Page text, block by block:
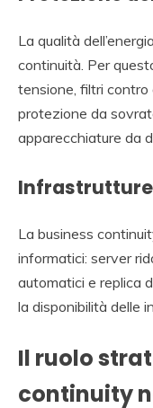
La qualità
continuità. Per
tensione, filtri contro
protezione da
apparecchiature da
La business
informatici: server
automatici e replica
la disponibilità delle
Il ruolo
continuity